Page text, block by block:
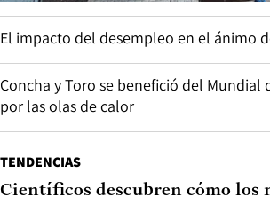
El impacto del desempleo en el ánimo
Concha y Toro se benefició del Mundial
por las olas de calor
TENDENCIAS
Científicos descubren cómo los